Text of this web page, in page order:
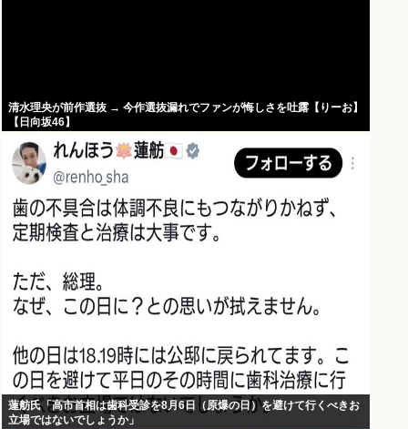
清水理央が前作選抜 → 今作選抜漏れでファンが悔しさを吐露【りーお】
【日向坂46】
蓮舫氏「高市首相は歯科受診を8月6日（原爆の日）を避けて行くべきお
立場ではないでしょうか」